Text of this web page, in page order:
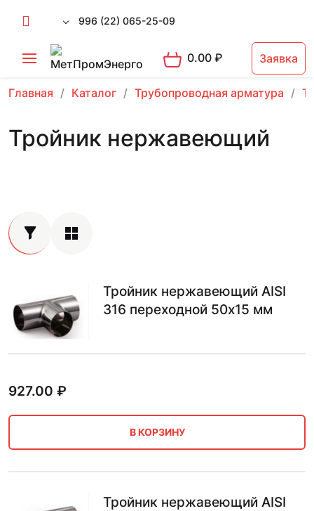
996 (22) 065-25-09
0.00₽ Заявка
Главная Каталог Трубопроводная арматура
Тройник нержавеющий
Тройник нержавеющий AISI
316 переходной 50х15 мм
927.00 ₽
В КОРЗИНУ
Тройник нержавеющий AISI